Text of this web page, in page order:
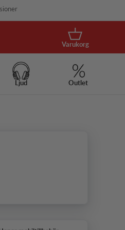
Korg
Varukorg
Ljud Outlet